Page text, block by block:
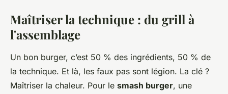
Maîtriser la technique : du grill à
l'assemblage
Un bon burger, c’est 50 % des ingrédients, 50 % de
la technique. Et là, les faux pas sont légion. La clé ?
Maîtriser la chaleur. Pour le smash burger, une